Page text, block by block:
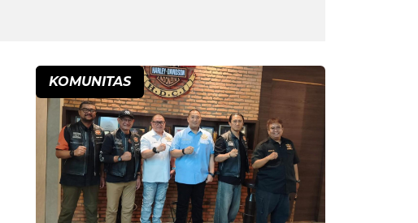
KOMUNITAS